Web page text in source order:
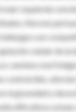
izquierda
fibrosis
son
celular de
cambios
contráctiles,
la gravedad y
dificultoso